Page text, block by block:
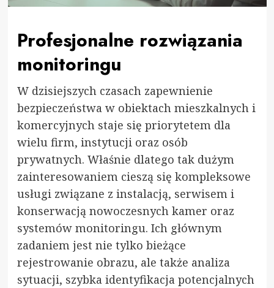
Profesjonalne rozwiązania
monitoringu
W dzisiejszych czasach zapewnienie
bezpieczeństwa w obiektach mieszkalnych i
komercyjnych staje się priorytetem dla
wielu firm, instytucji oraz osób
prywatnych. Właśnie dlatego tak dużym
zainteresowaniem cieszą się kompleksowe
usługi związane z instalacją, serwisem i
konserwacją nowoczesnych kamer oraz
systemów monitoringu. Ich głównym
zadaniem jest nie tylko bieżące
rejestrowanie obrazu, ale także analiza
sytuacji, szybka identyfikacja potencjalnych